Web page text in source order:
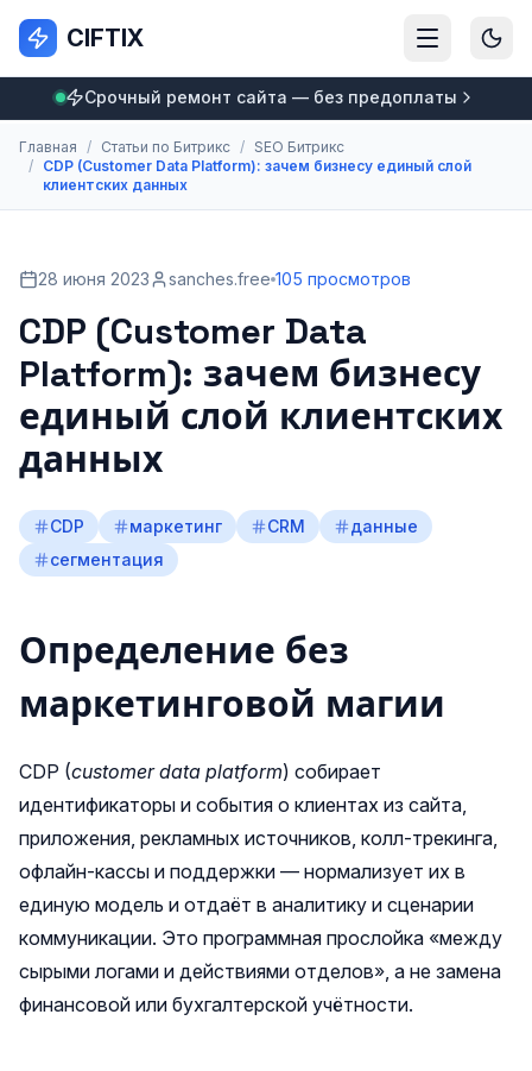
CIFTIX
Срочный ремонт сайта — без предоплаты
Главная / Статьи по Битрикс / SEO Битрикс
/ CDP (Customer Data Platform): зачем бизнесу единый слой
клиентских данных
28 июня 2023 sanches.free 105 просмотров
CDP (Customer Data
Platform): зачем бизнесу
единый слой клиентских
данных
CDP маркетинг CRM
данные
сегментация
Определение без
маркетинговой магии
CDP (customer data platform) собирает
идентификаторы и события о клиентах из сайта,
приложения, рекламных источников, колл-трекинга,
офлайн-кассы и поддержки — нормализует их в
единую модель и отдаёт в аналитику и сценарии
коммуникации. Это программная прослойка «между
сырыми логами и действиями отделов», а не замена
финансовой или бухгалтерской учётности.